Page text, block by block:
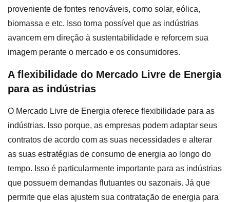
proveniente de fontes renováveis, como solar, eólica,
biomassa e etc. Isso torna possível que as indústrias
avancem em direção à sustentabilidade e reforcem sua
imagem perante o mercado e os consumidores.
A flexibilidade do Mercado Livre de Energia
para as indústrias
O Mercado Livre de Energia oferece flexibilidade para as
indústrias. Isso porque, as empresas podem adaptar seus
contratos de acordo com as suas necessidades e alterar
as suas estratégias de consumo de energia ao longo do
tempo. Isso é particularmente importante para as indústrias
que possuem demandas flutuantes ou sazonais. Já que
permite que elas ajustem sua contratação de energia para